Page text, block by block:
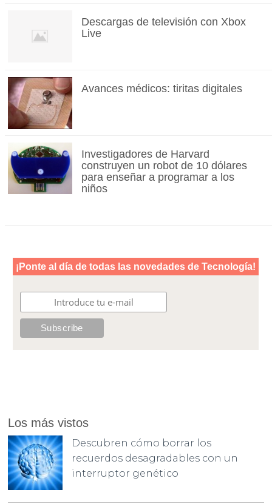
Descargas de televisión con Xbox
Live
Avances médicos: tiritas digitales
Investigadores de Harvard
construyen un robot de 10 dólares
para enseñar a programar a los
niños
Los más vistos
Descubren cómo borrar los
recuerdos desagradables con un
interruptor genético